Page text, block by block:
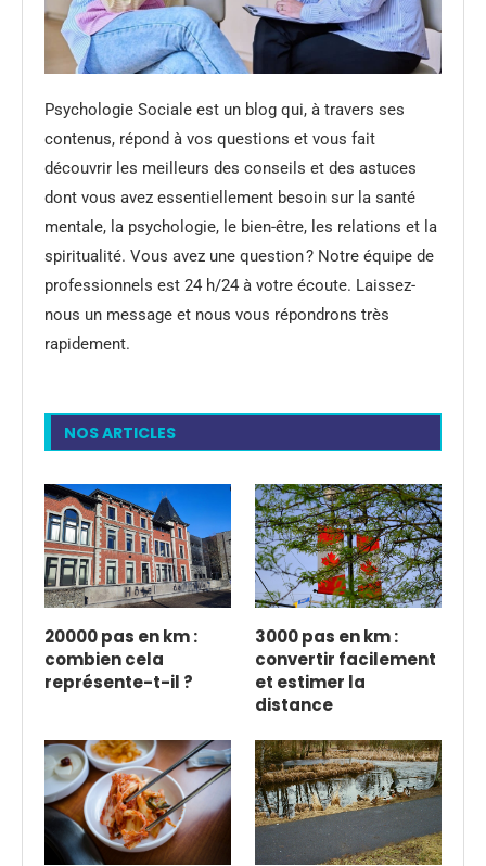
Psychologie Sociale est un blog qui, à travers ses
contenus, répond à vos questions et vous fait
découvrir les meilleurs des conseils et des astuces
dont vous avez essentiellement besoin sur la santé
mentale, la psychologie, le bien-être, les relations et la
spiritualité. Vous avez une question ? Notre équipe de
professionnels est 24 h/24 à votre écoute. Laissez-
nous un message et nous vous répondrons très
rapidement.
NOS ARTICLES
20000 pas en km :
combien cela
représente-t-il ?
3000 pas en km :
convertir facilement
et estimer la
distance